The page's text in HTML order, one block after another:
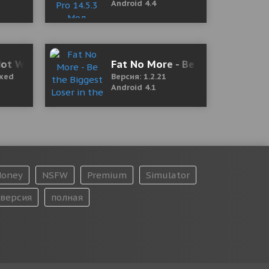
Android 4.4
Money/Medals)
Waagh! (18+) Final Fixed Мод (полная версия)
Fat No More - Be the Biggest
Версия: 1.2.21
Android 4.1
NSFW Premium
Simulator
версия
полная